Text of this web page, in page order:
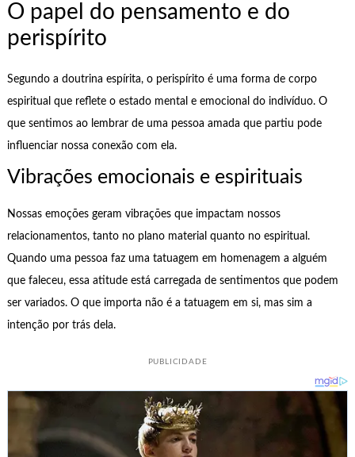
O papel do pensamento e do
perispírito
Segundo a doutrina espírita, o perispírito é uma forma de corpo
espiritual que reflete o estado mental e emocional do indivíduo. O
que sentimos ao lembrar de uma pessoa amada que partiu pode
influenciar nossa conexão com ela.
Vibrações emocionais e espirituais
Nossas emoções geram vibrações que impactam nossos
relacionamentos, tanto no plano material quanto no espiritual.
Quando uma pessoa faz uma tatuagem em homenagem a alguém
que faleceu, essa atitude está carregada de sentimentos que podem
ser variados. O que importa não é a tatuagem em si, mas sim a
intenção por trás dela.
PUBLICIDADE